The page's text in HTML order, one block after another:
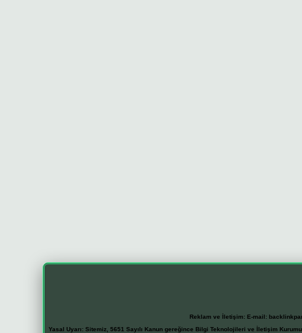
Reklam ve İletişim: E-mail:
Yasal Uyarı:Sitemiz, 5651 Sayılı Kanun gereğince Bilgi Teknolojileri ve İletişim